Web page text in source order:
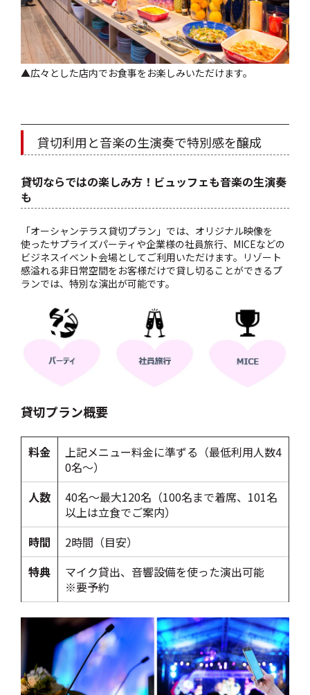
▲広々とした店内でお食事をお楽しみいただけます。
貸切利用と音楽の生演奏で特別感を醸成
貸切ならではの楽しみ方！ビュッフェも音楽の生演奏
も
「オーシャンテラス貸切プラン」では、オリジナル映像を
使ったサプライズパーティや企業様の社員旅行、MICEなどの
ビジネスイベント会場としてご利用いただけます。リゾート
感溢れる非日常空間をお客様だけで貸し切ることができるプ
ランでは、特別な演出が可能です。
貸切プラン概要
料金
上記メニュー料金に準ずる（最低利用人数4
0名～）
人数
40名～最大120名（100名まで着席、101名
以上は立食でご案内）
時間
2時間（目安）
特典
マイク貸出、音響設備を使った演出可能
※要予約